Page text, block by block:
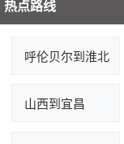
热点路线
呼伦贝尔到淮北
山西到宜昌